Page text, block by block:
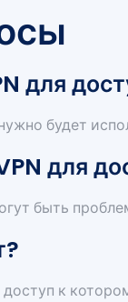
для
будет
для
быть
к